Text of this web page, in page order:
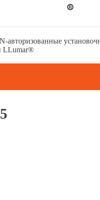
авторизованные
LLumar®